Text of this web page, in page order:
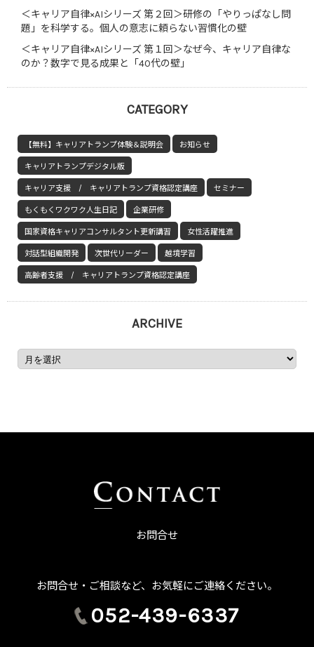
＜キャリア自律×AIシリーズ 第２回＞研修の「やりっぱなし問
題」を科学する。個人の意志に頼らない習慣化の壁
＜キャリア自律×AIシリーズ 第１回＞なぜ今、キャリア自律な
のか？数字で見る成果と「40代の壁」
CATEGORY
【無料】キャリアトランプ体験＆説明会 お知らせ
キャリアトランプデジタル版
キャリア支援 / キャリアトランプ資格認定講座 セミナー
もくもくワクワク人生日記 企業研修
国家資格キャリアコンサルタント更新講習 女性活躍推進
対話型組織開発 次世代リーダー 越境学習
高齢者支援 / キャリアトランプ資格認定講座
ARCHIVE
お問合せ
お問合せ・ご相談など、お気軽にご連絡ください。
052-439-6337